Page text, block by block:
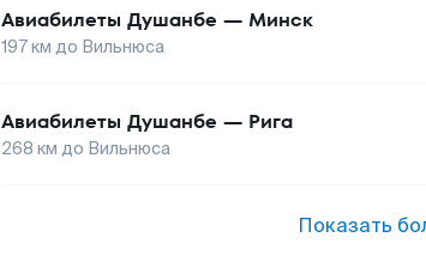
Авиабилеты Душанбе — Минск
197км до Вильнюса
Авиабилеты Душанбе — Рига
268 км до Вильнюса
Показать